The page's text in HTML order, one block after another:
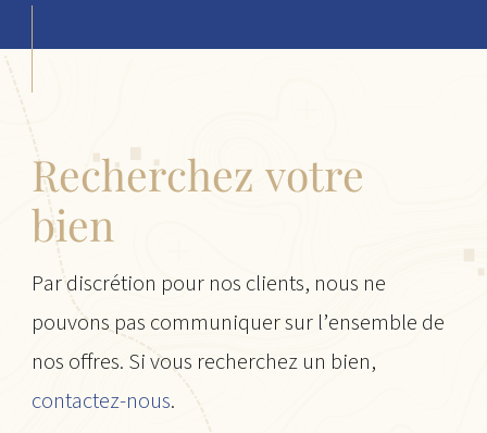
Recherchez votre
bien
Par discrétion pour nos clients, nous ne
pouvons pas communiquer sur l’ensemble de
nos offres. Si vous recherchez un bien,
contactez-nous.